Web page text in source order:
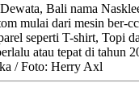
Bali nama
mulai dari mesin
seperti T-shirt, Topi
atau tepat di tahun
/ Foto: Herry Axl